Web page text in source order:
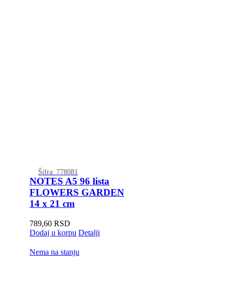
Šifra: 778081
NOTES A5 96 lista
FLOWERS GARDEN
14 x 21 cm
789,60 RSD
Dodaj u korpu Detalji
Nema na stanju